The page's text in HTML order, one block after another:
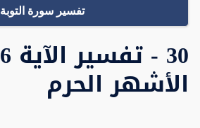
تفسير سورة التوبة
الأشهر الحرم